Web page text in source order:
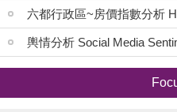
六都行政區~房價指數分析
輿情分析 Social Media